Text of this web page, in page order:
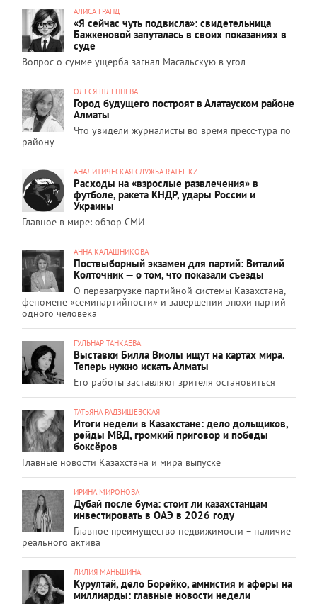
АЛИСА ГРАНД
«Я сейчас чуть подвисла»: свидетельница
Бажкеновой запуталась в своих показаниях в
суде
Вопрос о сумме ущерба загнал Масальскую в угол
ОЛЕСЯ ШЛЕПНЕВА
Город будущего построят в Алатауском районе
Алматы
Что увидели журналисты во время пресс-тура по
району
АНАЛИТИЧЕСКАЯ СЛУЖБА RATEL.KZ
Расходы на «взрослые развлечения» в
футболе, ракета КНДР, удары России и
Украины
Главное в мире: обзор СМИ
АННА КАЛАШНИКОВА
Поствыборный экзамен для партий: Виталий
Колточник — о том, что показали съезды
О перезагрузке партийной системы Казахстана,
феномене «семипартийности» и завершении эпохи партий
одного человека
ГУЛЬНАР ТАНКАЕВА
Выставки Билла Виолы ищут на картах мира.
Теперь нужно искать Алматы
Его работы заставляют зрителя остановиться
ТАТЬЯНА РАДЗИШЕВСКАЯ
Итоги недели в Казахстане: дело дольщиков,
рейды МВД, громкий приговор и победы
боксёров
Главные новости Казахстана и мира выпуске
ИРИНА МИРОНОВА
Дубай после бума: стоит ли казахстанцам
инвестировать в ОАЭ в 2026 году
Главное преимущество недвижимости – наличие
реального актива
ЛИЛИЯ МАНЬШИНА
Курултай, дело Борейко, амнистия и аферы на
миллиарды: главные новости недели